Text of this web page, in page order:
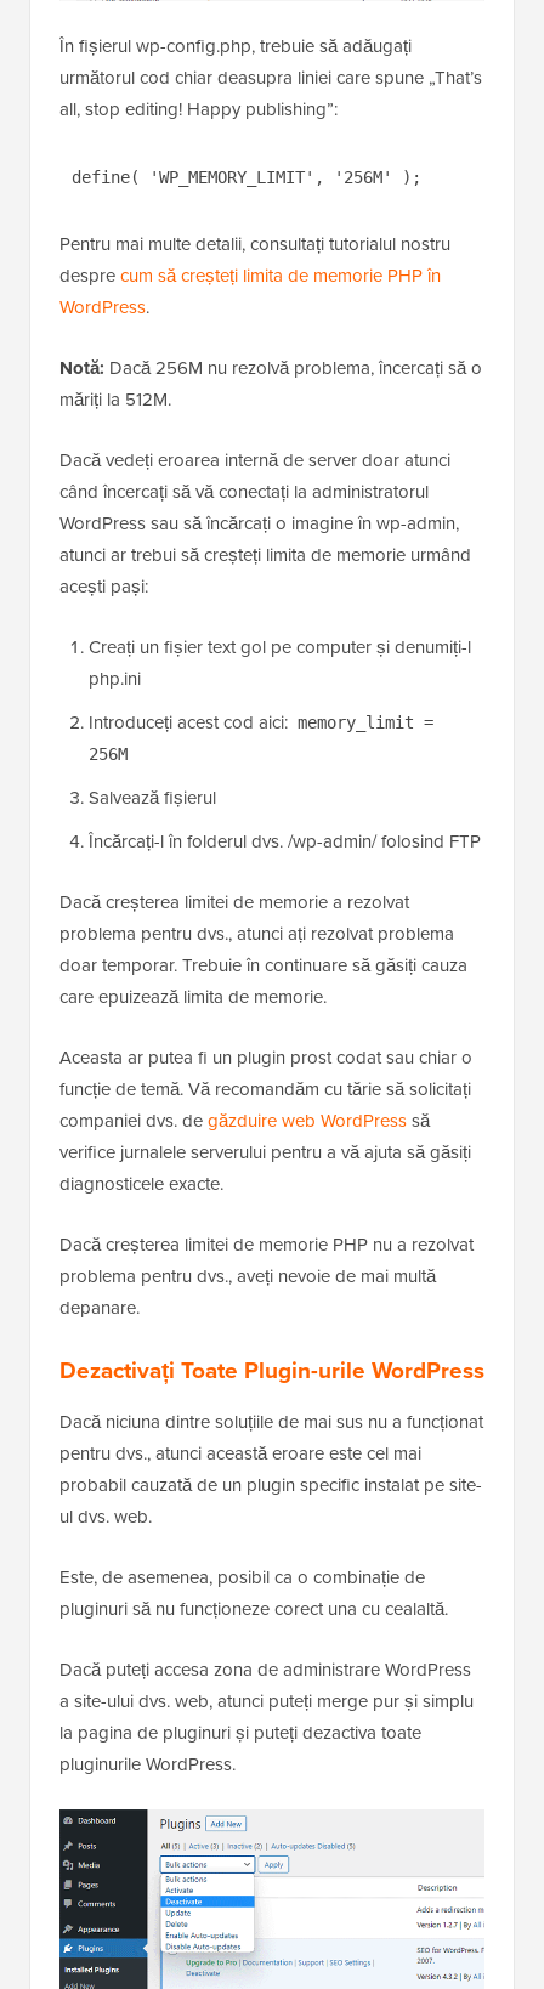
În fișierul wp-config.php, trebuie să adăugați
următorul cod chiar deasupra liniei care spune „That’s
all, stop editing! Happy publishing”:
define( 'WP_MEMORY_LIMIT', '256M' );
Pentru mai multe detalii, consultați tutorialul nostru
desprecum să creșteți limita de memorie PHP în
WordPress.
Notă: Dacă 256M nu rezolvă problema, încercați să o
măriți la 512M.
Dacă vedeți eroarea internă de server doar atunci
când încercați să vă conectați la administratorul
WordPress sau să încărcați o imagine în wp-admin,
atunci ar trebui să creșteți limita de memorie urmând
acești pași:
Creați un fișier text gol pe computer și denumiți-l
php.ini
Introduceți acest cod aici: memory_limit =
256M
Salvează fișierul
Încărcați-l în folderul dvs. /wp-admin/ folosind FTP
Dacă creșterea limitei de memorie a rezolvat
problema pentru dvs., atunci ați rezolvat problema
doar temporar. Trebuie în continuare să găsiți cauza
care epuizează limita de memorie.
Aceasta ar putea fi un plugin prost codat sau chiar o
funcție de temă. Vă recomandăm cu tărie să solicitați
companiei dvs. degăzduire web WordPresssă
verifice jurnalele serverului pentru a vă ajuta să găsiți
diagnosticele exacte.
Dacă creșterea limitei de memorie PHP nu a rezolvat
problema pentru dvs., aveți nevoie de mai multă
depanare.
Dezactivați Toate Plugin-urile WordPress
Dacă niciuna dintre soluțiile de mai sus nu a funcționat
pentru dvs., atunci această eroare este cel mai
probabil cauzată de un plugin specific instalat pe site-
ul dvs. web.
Este, de asemenea, posibil ca o combinație de
pluginuri să nu funcționeze corect una cu cealaltă.
Dacă puteți accesa zona de administrare WordPress
a site-ului dvs. web, atunci puteți merge pur și simplu
la pagina de pluginuri și puteți dezactiva toate
pluginurile WordPress.